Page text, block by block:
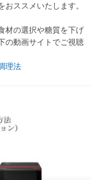
ススメいたします。
材の選択や糖質を下げ
の動画サイトでご視聴
理法